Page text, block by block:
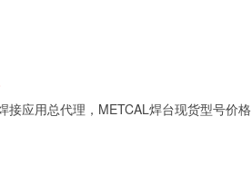
接应用总代理，METCAL焊台现货型号价格